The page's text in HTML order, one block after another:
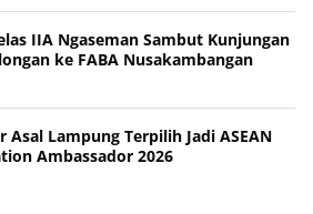
IIA Ngaseman Sambut Kunjungan
ke FABA Nusakambangan
Asal Lampung Terpilih Jadi ASEAN
Ambassador 2026